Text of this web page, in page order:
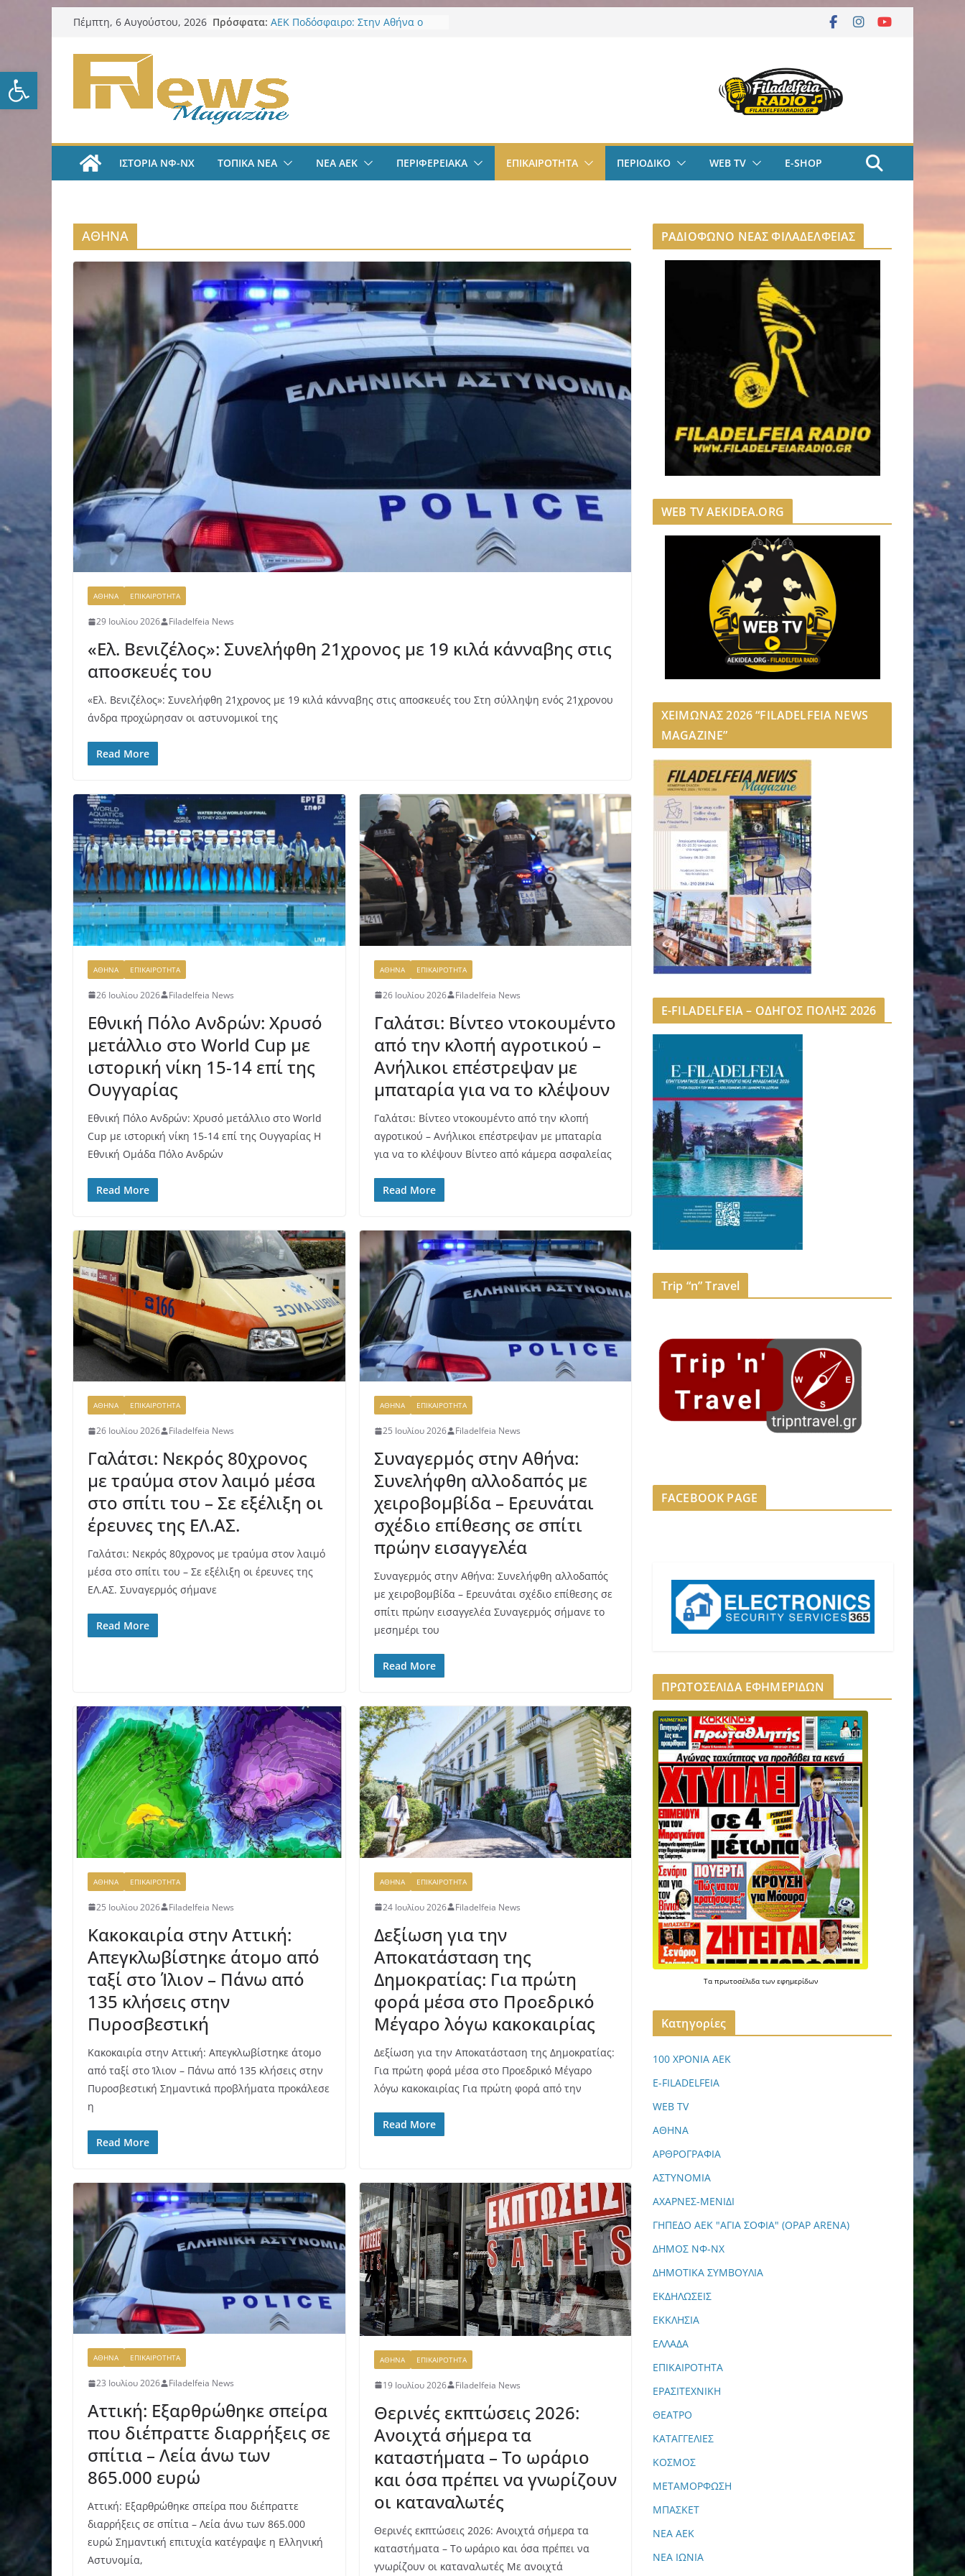
Ανοίξτε τη γραμμή εργαλείων
Μετάβαση
περιεχόμενο
Πέμπτη, 6 Αυγούστου, 2026 Πρόσφατα: ΑΕΚ Ποδόσφαιρο: Στην Αθήνα ο
ΑΕΚ Ποδόσφαιρο: Ανακοινώθηκε
και επίσημα ο Μίλαν Βιτάλις
Νίκος Χαρδαλιάς: «Με το
Παρατηρητήριο Έργων η
ψηφιακά εργαλεία στην Ευρώπη
για τη διαφάνεια και τη
Ανακοίνωσε την Νικολίνα Ανδρέου,
18χρονη Κύπρια εξτρέμ
ΙΣΤΟΡΙΑ ΝΦ-ΝΧ ΤΟΠΙΚΑ ΝΕΑ ΝΕΑ ΑΕΚ ΠΕΡΙΦΕΡΕΙΑΚΑ ΕΠΙΚΑΙΡΟΤΗΤΑ ΠΕΡΙΟΔΙΚΟ WEB TV E-SHOP
ΑΘΗΝΑ
ΑΘΗΝΑ ΕΠΙΚΑΙΡΟΤΗΤΑ
29 Ιουλίου 2026 Filadelfeia News
«Ελ. Βενιζέλος»: Συνελήφθη 21χρονος με 19 κιλά κάνναβης στις
αποσκευές του
«Ελ. Βενιζέλος»: Συνελήφθη 21χρονος με 19 κιλά κάνναβης στις αποσκευές του Στη σύλληψη ενός 21χρονου
άνδρα προχώρησαν οι αστυνομικοί της
Read More
ΑΘΗΝΑ ΕΠΙΚΑΙΡΟΤΗΤΑ
26 Ιουλίου 2026 Filadelfeia News
Εθνική Πόλο Ανδρών: Χρυσό
μετάλλιο στο World Cup με
ιστορική νίκη 15-14 επί της
Ουγγαρίας
Εθνική Πόλο Ανδρών: Χρυσό μετάλλιο στο World
Cup με ιστορική νίκη 15-14 επί της Ουγγαρίας Η
Εθνική Ομάδα Πόλο Ανδρών
Read More
ΑΘΗΝΑ ΕΠΙΚΑΙΡΟΤΗΤΑ
26 Ιουλίου 2026 Filadelfeia News
Γαλάτσι: Βίντεο ντοκουμέντο
από την κλοπή αγροτικού –
Ανήλικοι επέστρεψαν με
μπαταρία για να το κλέψουν
Γαλάτσι: Βίντεο ντοκουμέντο από την κλοπή
αγροτικού – Ανήλικοι επέστρεψαν με μπαταρία
για να το κλέψουν Βίντεο από κάμερα ασφαλείας
Read More
ΑΘΗΝΑ ΕΠΙΚΑΙΡΟΤΗΤΑ
26 Ιουλίου 2026 Filadelfeia News
Γαλάτσι: Νεκρός 80χρονος
με τραύμα στον λαιμό μέσα
στο σπίτι του – Σε εξέλιξη οι
έρευνες της ΕΛ.ΑΣ.
Γαλάτσι: Νεκρός 80χρονος με τραύμα στον λαιμό
μέσα στο σπίτι του – Σε εξέλιξη οι έρευνες της
ΕΛ.ΑΣ. Συναγερμός σήμανε
Read More
ΑΘΗΝΑ ΕΠΙΚΑΙΡΟΤΗΤΑ
25 Ιουλίου 2026 Filadelfeia News
Συναγερμός στην Αθήνα:
Συνελήφθη αλλοδαπός με
χειροβομβίδα – Ερευνάται
σχέδιο επίθεσης σε σπίτι
πρώην εισαγγελέα
Συναγερμός στην Αθήνα: Συνελήφθη αλλοδαπός
με χειροβομβίδα – Ερευνάται σχέδιο επίθεσης σε
σπίτι πρώην εισαγγελέα Συναγερμός σήμανε το
μεσημέρι του
Read More
ΑΘΗΝΑ ΕΠΙΚΑΙΡΟΤΗΤΑ
25 Ιουλίου 2026 Filadelfeia News
Κακοκαιρία στην Αττική:
Απεγκλωβίστηκε άτομο από
ταξί στο Ίλιον – Πάνω από
135 κλήσεις στην
Πυροσβεστική
Κακοκαιρία στην Αττική: Απεγκλωβίστηκε άτομο
από ταξί στο Ίλιον – Πάνω από 135 κλήσεις στην
Πυροσβεστική Σημαντικά προβλήματα προκάλεσε
η
Read More
ΑΘΗΝΑ ΕΠΙΚΑΙΡΟΤΗΤΑ
24 Ιουλίου 2026 Filadelfeia News
Δεξίωση για την
Αποκατάσταση της
Δημοκρατίας: Για πρώτη
φορά μέσα στο Προεδρικό
Μέγαρο λόγω κακοκαιρίας
Δεξίωση για την Αποκατάσταση της Δημοκρατίας:
Για πρώτη φορά μέσα στο Προεδρικό Μέγαρο
λόγω κακοκαιρίας Για πρώτη φορά από την
Read More
ΑΘΗΝΑ ΕΠΙΚΑΙΡΟΤΗΤΑ
23 Ιουλίου 2026 Filadelfeia News
Αττική: Εξαρθρώθηκε σπείρα
που διέπραττε διαρρήξεις σε
σπίτια – Λεία άνω των
865.000 ευρώ
Αττική: Εξαρθρώθηκε σπείρα που διέπραττε
διαρρήξεις σε σπίτια – Λεία άνω των 865.000
ευρώ Σημαντική επιτυχία κατέγραψε η Ελληνική
Αστυνομία,
ΑΘΗΝΑ ΕΠΙΚΑΙΡΟΤΗΤΑ
19 Ιουλίου 2026 Filadelfeia News
Θερινές εκπτώσεις 2026:
Ανοιχτά σήμερα τα
καταστήματα – Το ωράριο
και όσα πρέπει να γνωρίζουν
οι καταναλωτές
Θερινές εκπτώσεις 2026: Ανοιχτά σήμερα τα
καταστήματα – Το ωράριο και όσα πρέπει να
γνωρίζουν οι καταναλωτές Με ανοιχτά
ΡΑΔΙΟΦΩΝΟ ΝΕΑΣ ΦΙΛΑΔΕΛΦΕΙΑΣ
WEB TV AEKIDEA.ORG
ΧΕΙΜΩΝΑΣ 2026 “FILADELFEIA NEWS
MAGAZINE”
E-FILADELFEIA – ΟΔΗΓΟΣ ΠΟΛΗΣ 2026
Trip “n” Travel
FACEBOOK PAGE
ΠΡΩΤΟΣΕΛΙΔΑ ΕΦΗΜΕΡΙΔΩΝ
Τα πρωτοσέλιδα των εφημερίδων
Kατηγορίες
100 ΧΡΟΝΙΑ ΑΕΚ
E-FILADELFEIA
WEB TV
ΑΘΗΝΑ
ΑΡΘΡΟΓΡΑΦΙΑ
ΑΣΤΥΝΟΜΙΑ
ΑΧΑΡΝΕΣ-ΜΕΝΙΔΙ
ΓΗΠΕΔΟ ΑΕΚ "ΑΓΙΑ ΣΟΦΙΑ" (OPAP ARENA)
ΔΗΜΟΣ ΝΦ-ΝΧ
ΔΗΜΟΤΙΚΑ ΣΥΜΒΟΥΛΙΑ
ΕΚΔΗΛΩΣΕΙΣ
ΕΚΚΛΗΣΙΑ
ΕΛΛΑΔΑ
ΕΠΙΚΑΙΡΟΤΗΤΑ
ΕΡΑΣΙΤΕΧΝΙΚΗ
ΘΕΑΤΡΟ
ΚΑΤΑΓΓΕΛΙΕΣ
ΚΟΣΜΟΣ
ΜΕΤΑΜΟΡΦΩΣΗ
ΜΠΑΣΚΕΤ
ΝΕΑ ΑΕΚ
ΝΕΑ ΙΩΝΙΑ